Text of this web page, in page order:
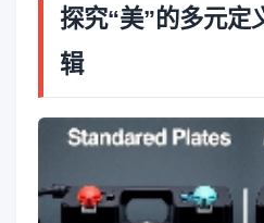
探究“美”的多元定
辑